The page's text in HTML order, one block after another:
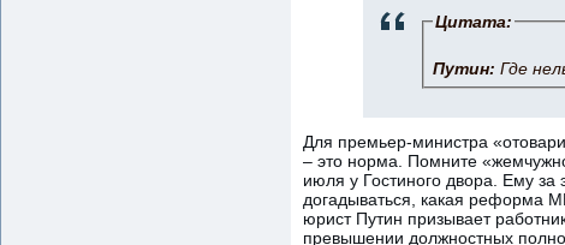
Цитата:
Путин: Где
Для премьер-министра
– это норма. Помните
июля у Гостиного двора. Ему за
догадываться, какая реформа
юрист Путин призывает
превышении должностных